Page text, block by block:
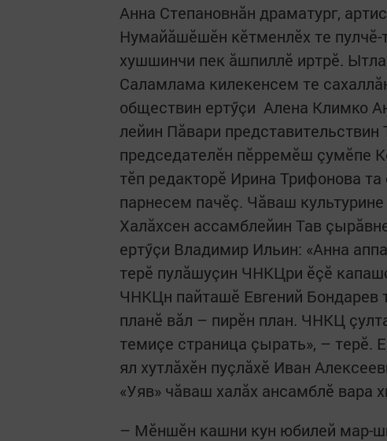
Анна Степановнăн драматург,
Нумайăшӗшӗн кӗтменлӗх те пулчӗ-
хушшинчи пек ăшпиллӗ иртрӗ.
Саламлама килекенсем те
обществин ертӳçи Алена Климко
лейин Пăвари
председателӗн пӗрремӗш çумӗпе
тӗп редакторӗ Ирина Трифонова
парнесем пачӗç. Чăваш
Халăхсен ассамблейин Тав
ертӳçи Владимир Ильин: «Анна
терӗ пулăшуçин ЧНКЦри ӗçӗ
ЧНКЦн пайташӗ Евгений Бондарев
планӗ вăл – пирӗн план. ЧНКЦ
темиçе страница çырать», –
ял хутлăхӗн пуçлăхӗ Иван
«Уяв» чăваш халăх ансамблӗ вара
– Мӗншӗн кашни кун юбилей мар-